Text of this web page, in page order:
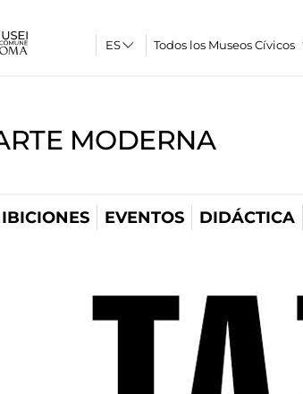
Todos los Museos Cívicos
MODERNA
EVENTOS DIDÁCTICA